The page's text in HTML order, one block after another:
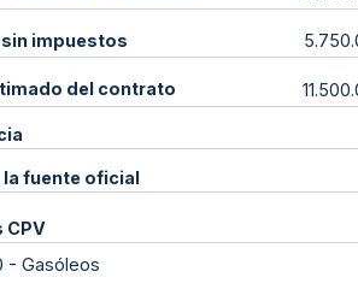
impuestos
del contrato
la fuente oficial
CPV
- Gasóleos